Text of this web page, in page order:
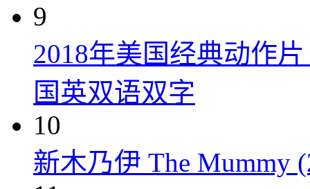
9
2018年美国经典动作
国英双语双字
10
新木乃伊 The Mummy